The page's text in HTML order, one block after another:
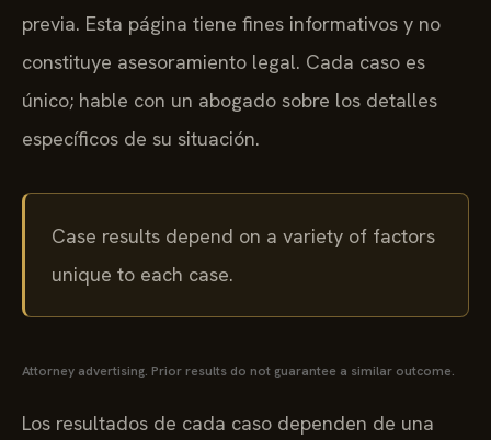
previa. Esta página tiene fines informativos y no
constituye asesoramiento legal. Cada caso es
único; hable con un abogado sobre los detalles
específicos de su situación.
Case results depend on a variety of factors
unique to each case.
Attorney advertising. Prior results do not guarantee a similar outcome.
Los resultados de cada caso dependen de una